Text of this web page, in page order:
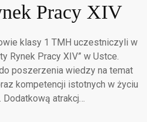
Pracy XIV
klasy 1 TMH uczestniczyli w
Rynek Pracy XIV” w Ustce.
poszerzenia wiedzy na temat
kompetencji istotnych w życiu
atrakcj…